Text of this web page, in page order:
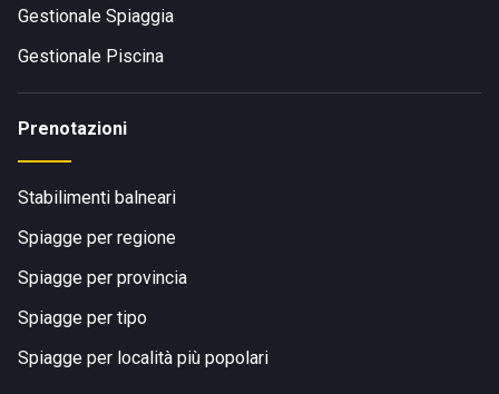
Gestionale Spiaggia
Gestionale Piscina
Prenotazioni
Stabilimenti balneari
Spiagge per regione
Spiagge per provincia
Spiagge per tipo
Spiagge per località più popolari